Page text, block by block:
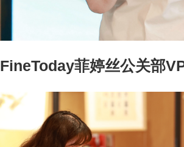
FineToday菲婷丝公关部